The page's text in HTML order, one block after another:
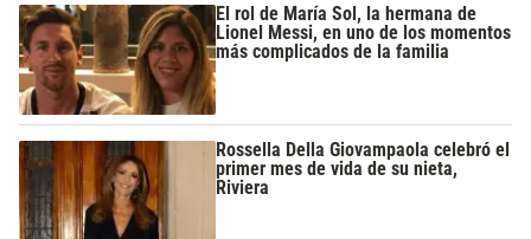
El rol de María Sol, la hermana de
Lionel Messi, en uno de los momentos
más complicados de la familia
Rossella Della Giovampaola celebró el
primer mes de vida de su nieta,
Riviera